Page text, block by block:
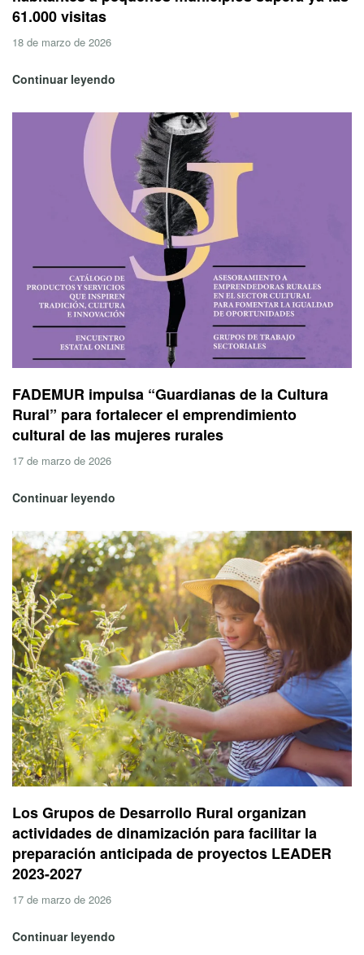
61.000 visitas
18 de marzo de 2026
Continuar leyendo
FADEMUR impulsa “Guardianas de la Cultura
Rural” para fortalecer el emprendimiento
cultural de las mujeres rurales
17 de marzo de 2026
Continuar leyendo
Los Grupos de Desarrollo Rural organizan
actividades de dinamización para facilitar la
preparación anticipada de proyectos LEADER
2023-2027
17 de marzo de 2026
Continuar leyendo